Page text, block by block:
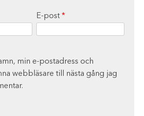
E-post *
min e-postadress och
webbläsare till nästa gång jag